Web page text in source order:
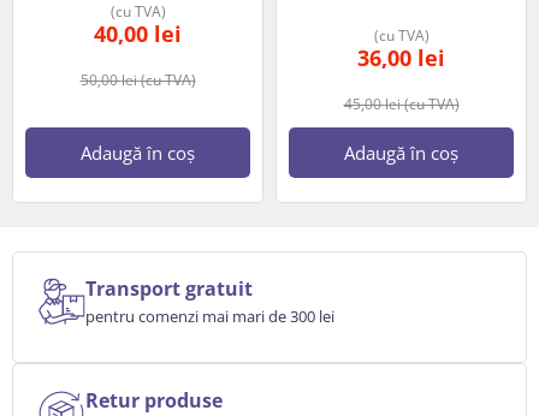
50,00lei(cu TVA)
40,00 lei
(cu TVA)
Adaugă în coș
45,00lei(cu TVA)
36,00 lei
(cu TVA)
Adaugă în coș
Transport gratuit
pentru comenzi mai mari de 300 lei
Retur produse